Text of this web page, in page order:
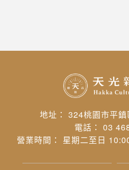
地址： 324桃園市平
電話： 03
營業時間： 星期二至日